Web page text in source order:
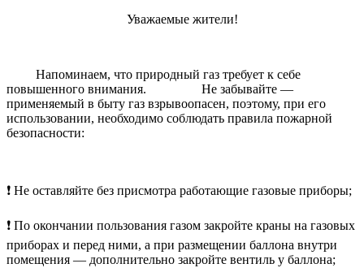
Уважаемые жители!
Напоминаем, что природный газ требует к себе
повышенного внимания. Не забывайте —
применяемый в быту газ взрывоопасен, поэтому, при его
использовании, необходимо соблюдать правила пожарной
безопасности:
❗️ Не оставляйте без присмотра работающие газовые приборы;
❗️ По окончании пользования газом закройте краны на газовых
приборах и перед ними, а при размещении баллона внутри
помещения — дополнительно закройте вентиль у баллона;